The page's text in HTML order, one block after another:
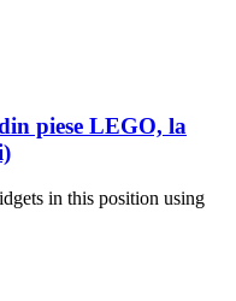
piese LEGO, la
in this position using